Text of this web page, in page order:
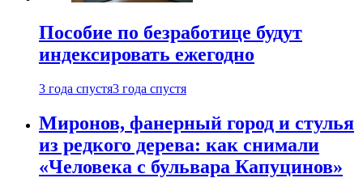
Пособие по безработице будут
индексировать ежегодно
3 года спустя3 года спустя
Миронов, фанерный город и стулья
из редкого дерева: как снимали
«Человека с бульвара Капуцинов»